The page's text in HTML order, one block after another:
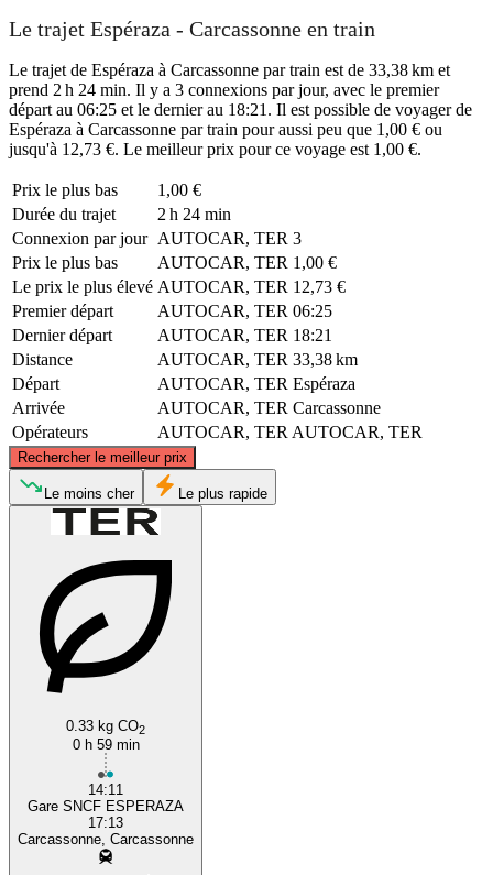
Le trajet Espéraza - Carcassonne en train
Le trajet de Espéraza à Carcassonne par train est de 33,38 km et
prend 2 h 24 min. Il y a 3 connexions par jour, avec le premier
départ au 06:25 et le dernier au 18:21. Il est possible de voyager de
Espéraza à Carcassonne par train pour aussi peu que 1,00 € ou
jusqu'à 12,73 €. Le meilleur prix pour ce voyage est 1,00 €.
Prix ​​le plus bas
1,00 €
Durée du trajet
2 h 24 min
Connexion par jour AUTOCAR, TER 3
Prix ​​le plus bas
AUTOCAR, TER 1,00 €
Le prix le plus élevé AUTOCAR, TER 12,73 €
Premier départ
AUTOCAR, TER 06:25
Dernier départ
AUTOCAR, TER 18:21
Distance
AUTOCAR, TER 33,38 km
Départ
AUTOCAR, TER Espéraza
Arrivée
AUTOCAR, TER Carcassonne
Opérateurs
AUTOCAR, TER AUTOCAR, TER
Rechercher le meilleur prix
Carcassonne
©CARTO , © OpenStreetMap contributors
Le moins cher Le plus rapide
0.33 kg CO2
0 h 59 min
14:11
Gare SNCF ESPERAZA
17:13
Carcassonne, Carcassonne